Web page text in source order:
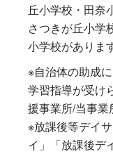
丘小学校・田奈
さつきが丘小学
小学校がありま
※自治体の助成
学習指導が受け
援事業所/当事業
※放課後等デイ
イ」「放課後デ